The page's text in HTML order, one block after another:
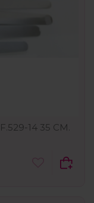
14 35 CM.